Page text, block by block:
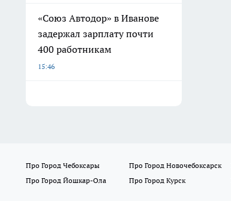
«Союз Автодор» в Иванове
задержал зарплату почти
400 работникам
15:46
Про Город Чебоксары Про Город Новочебоксарск
Про Город Йошкар-Ола
Про Город Курск